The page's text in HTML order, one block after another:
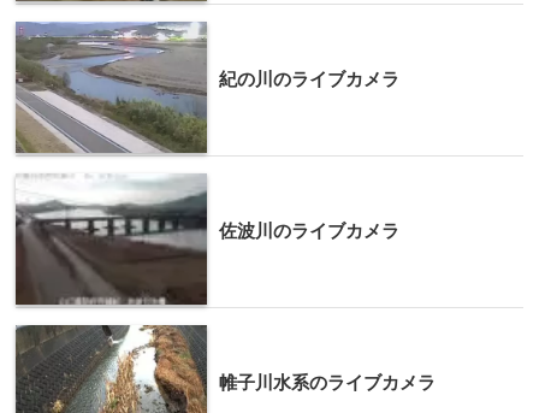
紀の川のライブカメラ
佐波川のライブカメラ
帷子川水系のライブカメラ